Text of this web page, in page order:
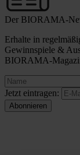
Der BIORAMA-
Erhalte in
Gewinnspiele &
BIORAMA-
Jetzt eintragen: